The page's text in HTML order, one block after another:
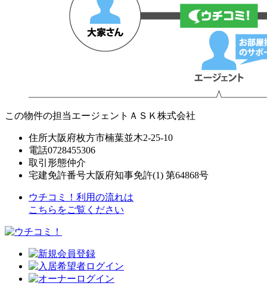
この物件の担当エージェント ＡＳＫ株式会社
住所大阪府枚方市楠葉並木2-25-10
電話0728455306
取引形態仲介
宅建免許番号大阪府知事免許(1) 第64868号
ウチコミ！利用の流れは
こちらをご覧ください